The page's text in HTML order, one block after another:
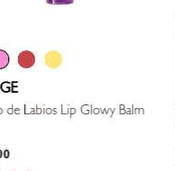
de Labios Lip Glowy Balm